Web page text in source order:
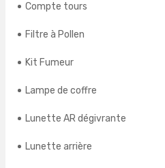
Compte tours
Filtre à Pollen
Kit Fumeur
Lampe de coffre
Lunette AR dégivrante
Lunette arrière